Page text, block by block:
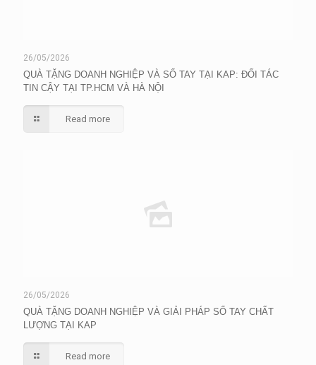
26/05/2026
QUÀ TẶNG DOANH NGHIỆP VÀ SỔ TAY TẠI KAP: ĐỐI TÁC
TIN CẬY TẠI TP.HCM VÀ HÀ NỘI
Read more
26/05/2026
QUÀ TẶNG DOANH NGHIỆP VÀ GIẢI PHÁP SỔ TAY CHẤT
LƯỢNG TẠI KAP
Read more